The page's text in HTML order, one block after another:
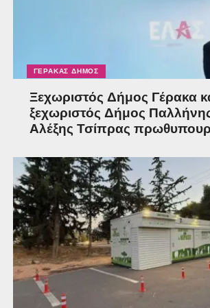
ΓΈΡΑΚΑΣ ΔΉΜΟΣ
Ξεχωριστός Δήμος Γέρακα
ξεχωριστός Δήμος
Αλέξης Τσίπρας